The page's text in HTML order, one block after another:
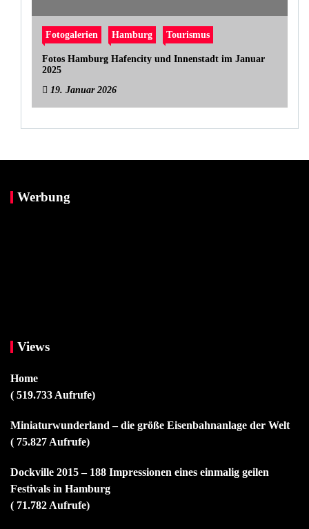
Fotogalerien Hamburg Tourismus
Fotos Hamburg Hafencity und Innenstadt im Januar
2025
19. Januar 2026
Werbung
Views
Home
( 519.733 Aufrufe)
Miniaturwunderland – die größe Eisenbahnanlage der Welt
( 75.827 Aufrufe)
Dockville 2015 – 188 Impressionen eines einmalig geilen
Festivals in Hamburg
( 71.782 Aufrufe)